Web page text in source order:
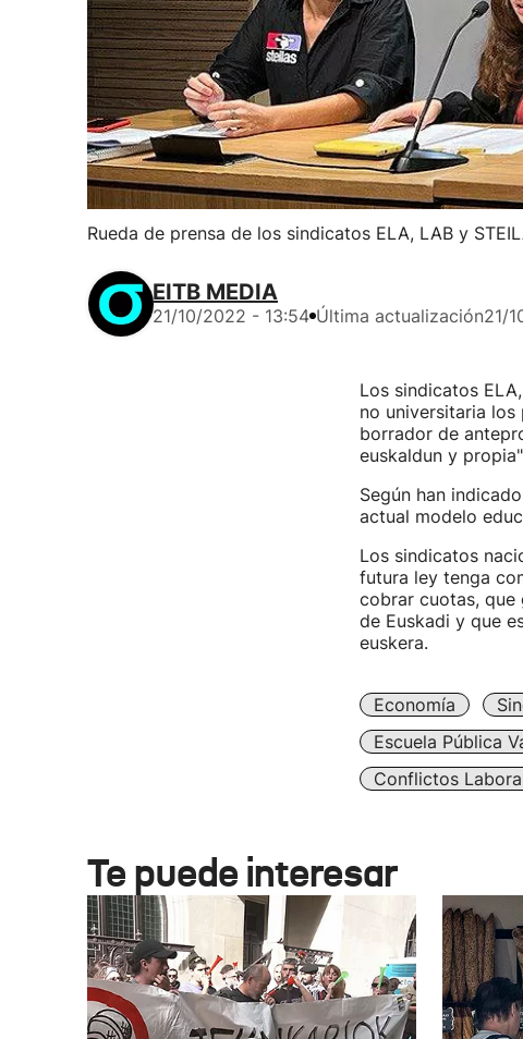
Rueda de prensa de los sindicatos ELA, LAB y
EITB MEDIA
21/10/2022 - 13:54 Última actualización21/
Los sindicatos
no universitaria
borrador de
euskaldun y
Según han
actual modelo
Los sindicatos
futura ley tenga
cobrar cuotas, que
de Euskadi y que
euskera.
Economía
Escuela Pública
Conflictos
Te puede interesar